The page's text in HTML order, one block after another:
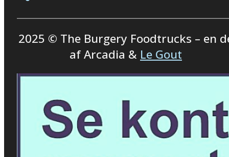
2025 © The Burgery Foodtrucks – en
af Arcadia & Le Gout